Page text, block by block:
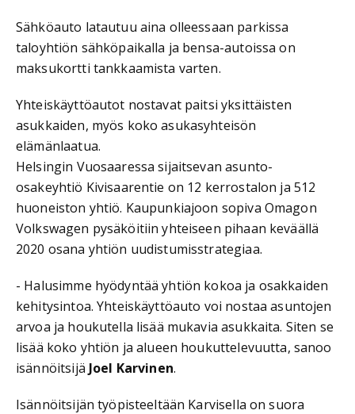
Sähköauto latautuu aina olleessaan parkissa
taloyhtiön sähköpaikalla ja bensa-autoissa on
maksukortti tankkaamista varten.
Yhteiskäyttöautot nostavat paitsi yksittäisten
asukkaiden, myös koko asukasyhteisön
elämänlaatua.
Helsingin Vuosaaressa sijaitsevan asunto-
osakeyhtiö Kivisaarentie on 12 kerrostalon ja 512
huoneiston yhtiö. Kaupunkiajoon sopiva Omagon
Volkswagen pysäköitiin yhteiseen pihaan keväällä
2020 osana yhtiön uudistumisstrategiaa.
- Halusimme hyödyntää yhtiön kokoa ja osakkaiden
kehitysintoa. Yhteiskäyttöauto voi nostaa asuntojen
arvoa ja houkutella lisää mukavia asukkaita. Siten se
lisää koko yhtiön ja alueen houkuttelevuutta, sanoo
isännöitsijä Joel Karvinen.
Isännöitsijän työpisteeltään Karvisella on suora